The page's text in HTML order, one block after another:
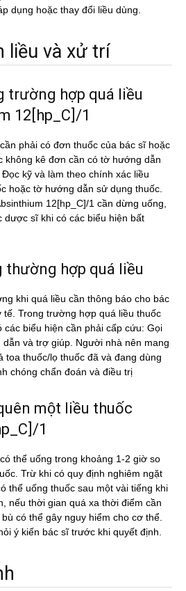
dụng hoặc thay đổi liều dùng.
liều và xử trí
trường hợp quá liều
12[hp_C]/1
phải có đơn thuốc của bác sĩ hoặc
không kê đơn cần có tờ hướng dẫn
kỹ và làm theo chính xác liều
hoặc tờ hướng dẫn sử dụng thuốc.
12[hp_C]/1 cần dừng uống,
dược sĩ khi có các biểu hiện bất
thường hợp quá liều
khi quá liều cần thông báo cho bác
Trong trường hợp quá liều thuốc
các biểu hiện cần phải cấp cứu: Gọi
và trợ giúp. Người nhà nên mang
toa thuốc/lọ thuốc đã và đang dùng
chóng chẩn đoán và điều trị
một liều thuốc
1
thể uống trong khoảng 1-2 giờ so
Trừ khi có quy định nghiêm ngặt
thể uống thuốc sau một vài tiếng khi
nếu thời gian quá xa thời điểm cần
có thể gây nguy hiểm cho cơ thể.
ý kiến bác sĩ trước khi quyết định.